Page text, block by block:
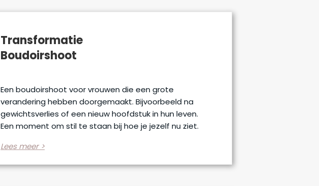
Transformatie
Boudoirshoot
Een boudoirshoot voor vrouwen die een grote
verandering hebben doorgemaakt. Bijvoorbeeld na
gewichtsverlies of een nieuw hoofdstuk in hun leven.
Een moment om stil te staan bij hoe je jezelf nu ziet.
Lees meer >